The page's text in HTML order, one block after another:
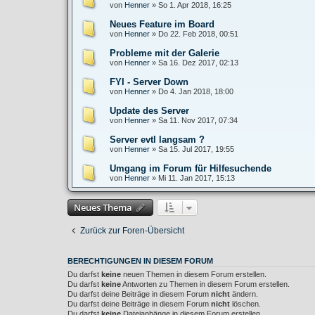
von Henner » So 1. Apr 2018, 16:25
Neues Feature im Board
von Henner » Do 22. Feb 2018, 00:51
Probleme mit der Galerie
von Henner » Sa 16. Dez 2017, 02:13
FYI - Server Down
von Henner » Do 4. Jan 2018, 18:00
Update des Server
von Henner » Sa 11. Nov 2017, 07:34
Server evtl langsam ?
von Henner » Sa 15. Jul 2017, 19:55
Umgang im Forum für Hilfesuchende
von Henner » Mi 11. Jan 2017, 15:13
Neues Thema
Zurück zur Foren-Übersicht
BERECHTIGUNGEN IN DIESEM FORUM
Du darfst keine neuen Themen in diesem Forum erstellen.
Du darfst keineAntworten zu Themen in diesem Forum erstellen.
Du darfst deine Beiträge in diesem Forum nicht ändern.
Du darfst deine Beiträge in diesem Forum nicht löschen.
Du darfst keine Dateianhänge in diesem Forum erstellen.